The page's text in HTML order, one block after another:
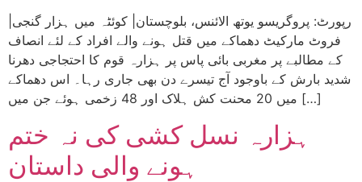
فروٹ مارکیٹ دھماکے میں قتل ہونے والے افراد کے لئے انصاف
کے مطالبے پر مغربی بائی پاس پر ہزارہ قوم کا احتجاجی دھرنا
شدید بارش کے باوجود آج تیسرے دن بھی جاری رہا۔ اس دھماکے
میں 20 محنت کش ہلاک اور 48 زخمی ہوئے جن میں […]
ہزارہ نسل کشی کی نہ ختم
ہونے والی داستان